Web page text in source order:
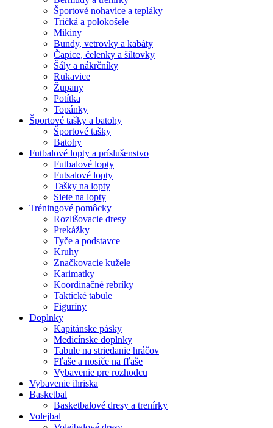
Športové nohavice a tepláky
Tričká a polokošele
Mikiny
Bundy, vetrovky a kabáty
Čapice, čelenky a šiltovky
Šály a nákrčníky
Rukavice
Župany
Potítka
Topánky
Športové tašky a batohy
Športové tašky
Batohy
Futbalové lopty a príslušenstvo
Futbalové lopty
Futsalové lopty
Tašky na lopty
Siete na lopty
Tréningové pomôcky
Rozlišovacie dresy
Prekážky
Tyče a podstavce
Kruhy
Značkovacie kužele
Karimatky
Koordinačné rebríky
Taktické tabule
Figuríny
Doplnky
Kapitánske pásky
Medicínske doplnky
Tabule na striedanie hráčov
Fľaše a nosiče na fľaše
Vybavenie pre rozhodcu
Vybavenie ihriska
Basketbal
Basketbalové dresy a trenírky
Volejbal